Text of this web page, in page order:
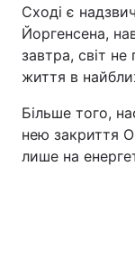
Сході є
Йоргенсена,
завтра, світ
життя в
Більше того,
нею закриття
лише на